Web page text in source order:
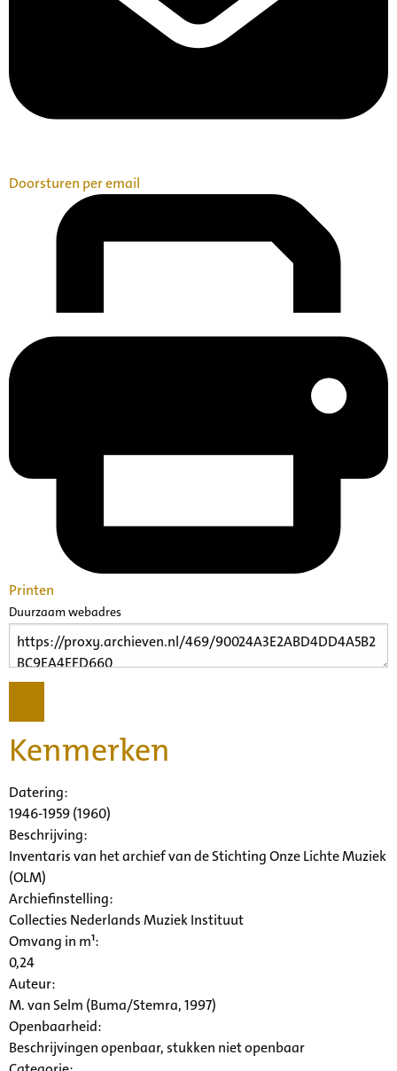
Doorsturen per email
Printen
Duurzaam webadres
Kenmerken
Datering:
1946-1959 (1960)
Beschrijving:
Inventaris van het archief van de Stichting Onze Lichte Muziek
(OLM)
Archiefinstelling:
Collecties Nederlands Muziek Instituut
Omvang in m¹:
0,24
Auteur:
M. van Selm (Buma/Stemra, 1997)
Openbaarheid:
Beschrijvingen openbaar, stukken niet openbaar